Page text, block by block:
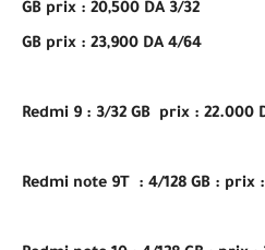
3/32 GB prix : 20,500 DA
4/64 GB prix : 23,900 DA